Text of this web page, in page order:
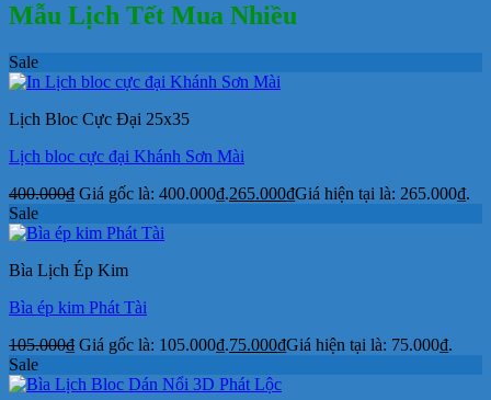
Mẫu Lịch Tết Mua Nhiều
Sale
Lịch Bloc Cực Đại 25x35
Lịch bloc cực đại Khánh Sơn Mài
400.000₫ Giá gốc là: 400.000₫.265.000₫Giá hiện tại là: 265.000₫.
Sale
Bìa Lịch Ép Kim
Bìa ép kim Phát Tài
105.000₫ Giá gốc là: 105.000₫.75.000₫Giá hiện tại là: 75.000₫.
Sale